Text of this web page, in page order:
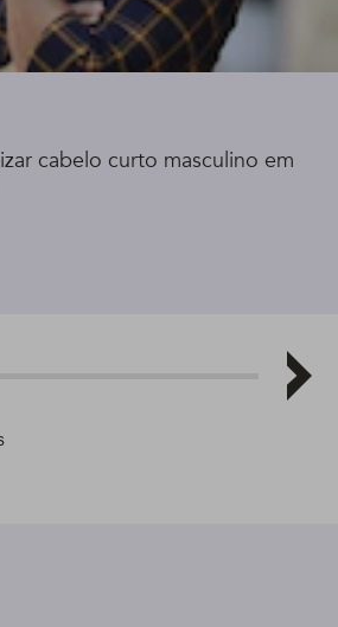
cabelo curto masculino em